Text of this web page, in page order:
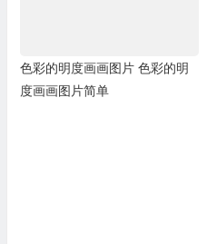
色彩的明度画画图片 色彩的明
度画画图片简单